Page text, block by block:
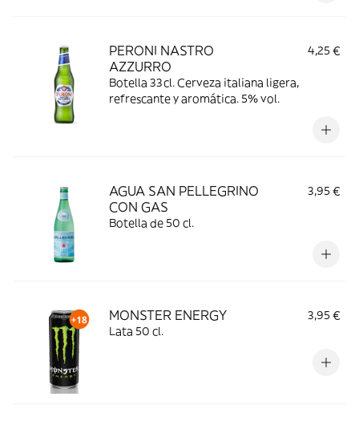
PERONI NASTRO
AZZURRO
4,25 €
Botella 33cl. Cerveza italiana ligera,
refrescante y aromática. 5% vol.
AGUA SAN PELLEGRINO
CON GAS
3,95 €
Botella de 50 cl.
MONSTER ENERGY
3,95 €
Lata 50 cl.